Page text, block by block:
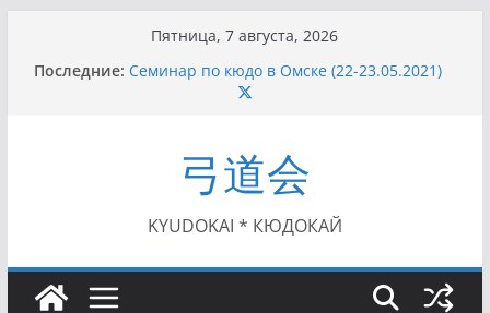
содержимому
Пятница, 7 августа, 2026
Последние: Семинар по кюдо в Омске (22-23.05.2021)
Чемпионат Росcии, Дёмино (2-5.09.2021)
II Кубок Посла Японии в России по Кюдо,
Орёл (25.07.2021)
I этап Кубка Московской области по Кюдо /
Сейдокан II (27.06.2021)
弓道会
KYUDOKAI * КЮДОКАЙ